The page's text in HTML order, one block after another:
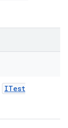
ITest